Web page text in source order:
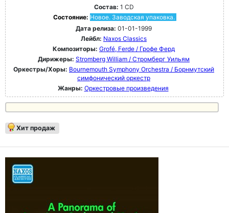
Состав: 1 CD
Состояние: Новое. Заводская упаковка.
Дата релиза: 01-01-1999
Лейбл: Naxos Classics
Композиторы: Grofé, Ferde / Грофе Ферд
Дирижеры: Stromberg William / Стромберг Уильям
Оркестры/Хоры: Bournemouth Symphony Orchestra / Борнмутский
симфонический оркестр
Жанры: Оркестровые произведения
Хит продаж